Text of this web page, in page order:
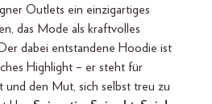
Outlets ein einzigartiges
das Mode als kraftvolles
dabei entstandene Hoodie ist
Highlight – er steht für
und den Mut, sich selbst treu zu